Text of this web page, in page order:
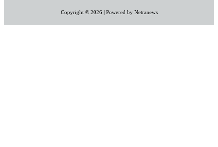
Copyright © 2026 | Powered by Netranews